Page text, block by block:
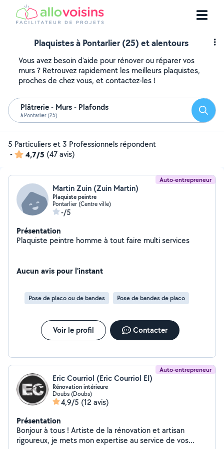
Plaquistes à Pontarlier (25) et alentours
Vous avez besoin d'aide pour rénover ou réparer vos
murs ? Retrouvez rapidement les meilleurs plaquistes,
proches de chez vous, et contactez-les !
Plâtrerie - Murs - Plafonds
à Pontarlier (25)
5 Particuliers et 3 Professionnels répondent
-
4,7/5 (47 avis)
Auto-entrepreneur
Martin Zuin (Zuin Martin)
Plaquiste peintre
Pontarlier (Centre ville)
-/5
Présentation
Plaquiste peintre homme à tout faire multi services
Aucun avis pour l'instant
Pose de placo ou de bandes Pose de bandes de placo
Voir le profil Contacter
Auto-entrepreneur
Eric Courriol (Eric Courriol EI)
Rénovation intérieure
Doubs (Doubs)
4,9/5 (12 avis)
Présentation
Bonjour à tous ! Artiste de la rénovation et artisan
rigoureux, je mets mon expertise au service de vos